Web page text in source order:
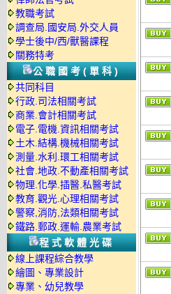
教職考試
調查局.國安局.外交人員
學士後中/西/獸醫課程
關務特考
公職國考(單科)
共同科目
行政.司法相關考試
商業.會計相關考試
電子.電機.資訊相關考試
土木.結構.機械相關考試
測量.水利.環工相關考試
社會.地政.不動產相關考試
物理.化學.插醫.私醫考試
教育.觀光.心理相關考試
警察,消防,法類相關考試
鐵路.郵政.運輸.農業考試
程式軟體光碟
線上課程綜合教學
繪圖、專業設計
專業、幼兒教學